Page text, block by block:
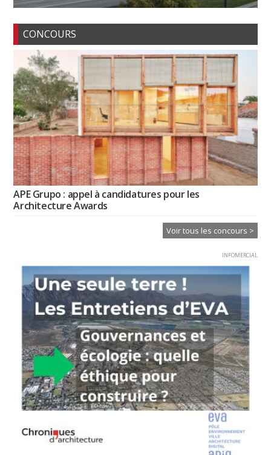
CONCOURS
APE Grupo : appel à candidatures pour les
Architecture Awards
Voir tous les concours >
INFOMERCIAL